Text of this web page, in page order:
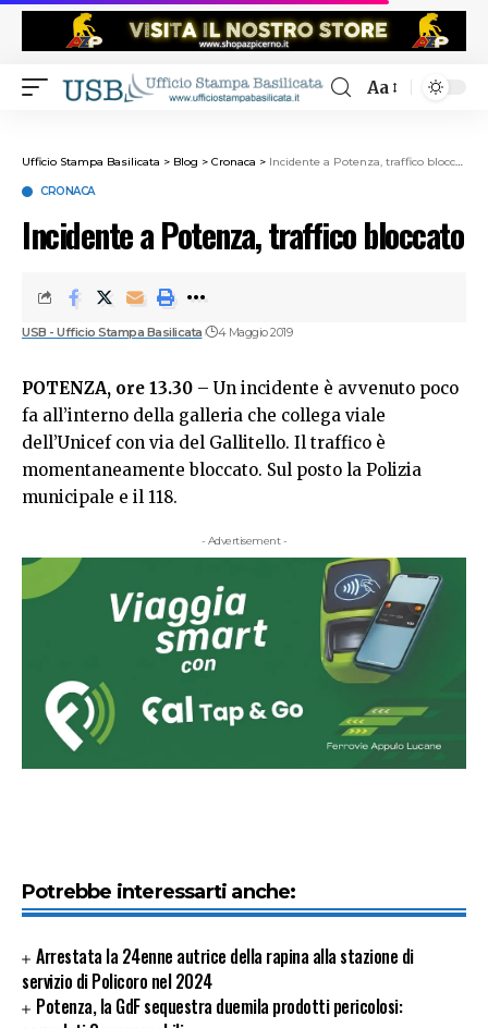
Aa
Ufficio Stampa Basilicata > Blog > Cronaca > Incidente a Potenza, traffico bloccato
CRONACA
Incidente a Potenza, traffico bloccato
USB - Ufficio Stampa Basilicata 4 Maggio 2019
POTENZA, ore 13.30 – Un incidente è avvenuto poco
fa all’interno della galleria che collega viale
dell’Unicef con via del Gallitello. Il traffico è
momentaneamente bloccato. Sul posto la Polizia
municipale e il 118.
- Advertisement -
Potrebbe interessarti anche:
Arrestata la 24enne autrice della rapina alla stazione di
servizio di Policoro nel 2024
Potenza, la GdF sequestra duemila prodotti pericolosi: